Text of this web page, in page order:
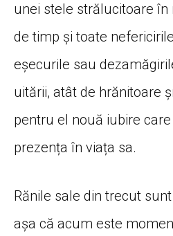
unei stele strălucitoare
de timp și toate
eșecurile sau
uitării, atât de hrănitoare
pentru el nouă iubire
prezența în viața sa.
Rănile sale din trecut
așa că acum este